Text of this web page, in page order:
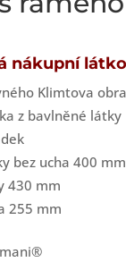
nákupní
Klimtova
z bavlněné látky
bez ucha 400 mm
430 mm
255 mm